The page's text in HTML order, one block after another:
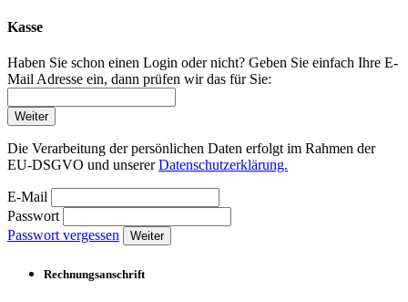
Kasse
Haben Sie schon einen Login oder nicht? Geben Sie einfach Ihre E-
Mail Adresse ein, dann prüfen wir das für Sie:
Weiter
Die Verarbeitung der persönlichen Daten erfolgt im Rahmen der
EU-DSGVO und unsererDatenschutzerklärung.
E-Mail
Passwort
Passwort vergessen
Weiter
Rechnungsanschrift